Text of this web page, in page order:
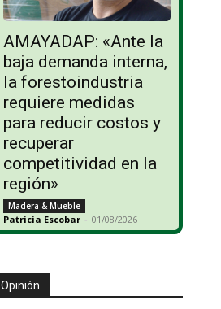
AMAYADAP: «Ante la
baja demanda interna,
la forestoindustria
requiere medidas
para reducir costos y
recuperar
competitividad en la
región»
Madera & Mueble
Patricia Escobar - 01/08/2026
Opinión